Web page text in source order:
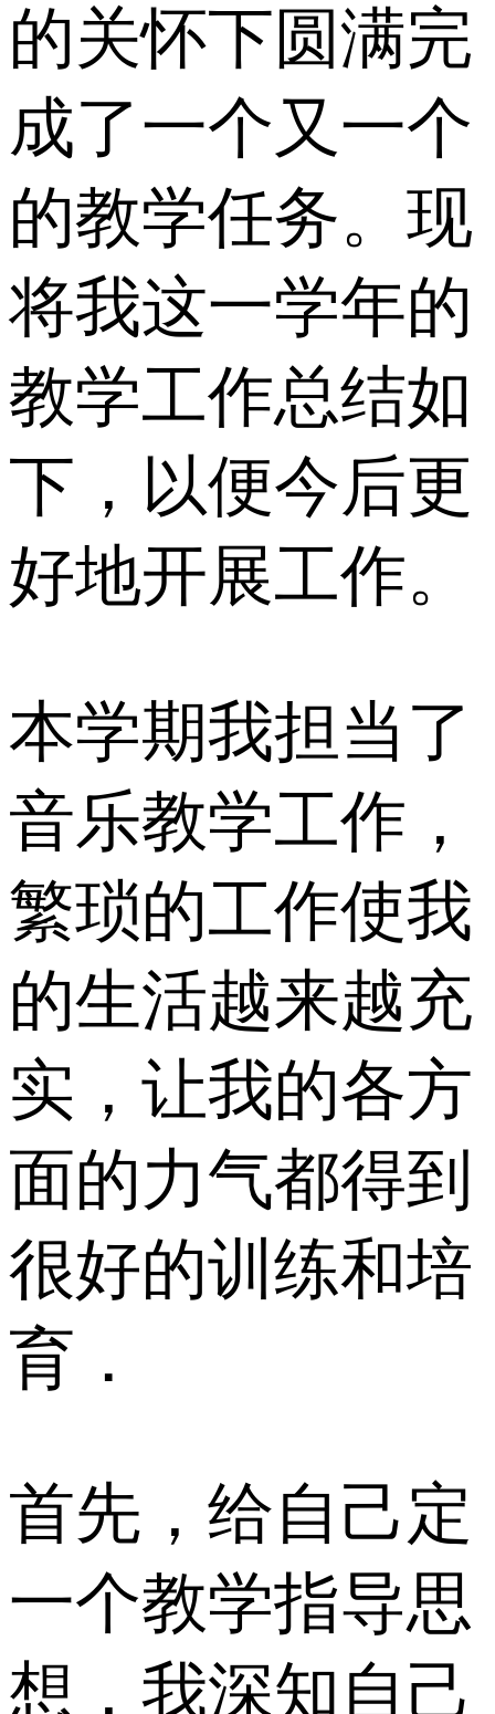
的关怀下圆满完
成了一个又一个
的教学任务。现
将我这一学年的
教学工作总结如
下，以便今后更
好地开展工作。
本学期我担当了
音乐教学工作，
繁琐的工作使我
的生活越来越充
实，让我的各方
面的力气都得到
很好的训练和培
育．
首先，给自己定
一个教学指导思
想，我深知自己